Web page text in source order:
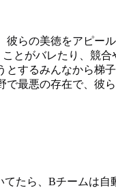
らの美徳をアピー
とがバレたり、競
するみんなから
最悪の存在で、彼
たら、Bチームは自